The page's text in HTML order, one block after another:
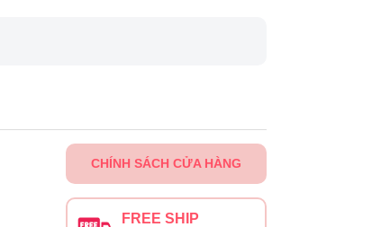
CHÍNH SÁCH CỬA HÀNG
FREE SHIP